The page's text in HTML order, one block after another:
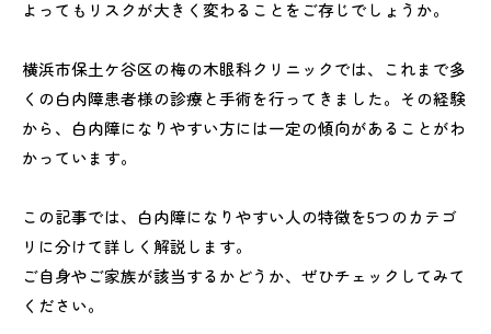
よってもリスクが大きく変わることをご存じでしょうか。
横浜市保土ケ谷区の梅の木眼科クリニックでは、これまで多
くの白内障患者様の診療と手術を行ってきました。その経験
から、白内障になりやすい方には一定の傾向があることがわ
かっています。
この記事では、白内障になりやすい人の特徴を5つのカテゴ
リに分けて詳しく解説します。
ご自身やご家族が該当するかどうか、ぜひチェックしてみて
ください。